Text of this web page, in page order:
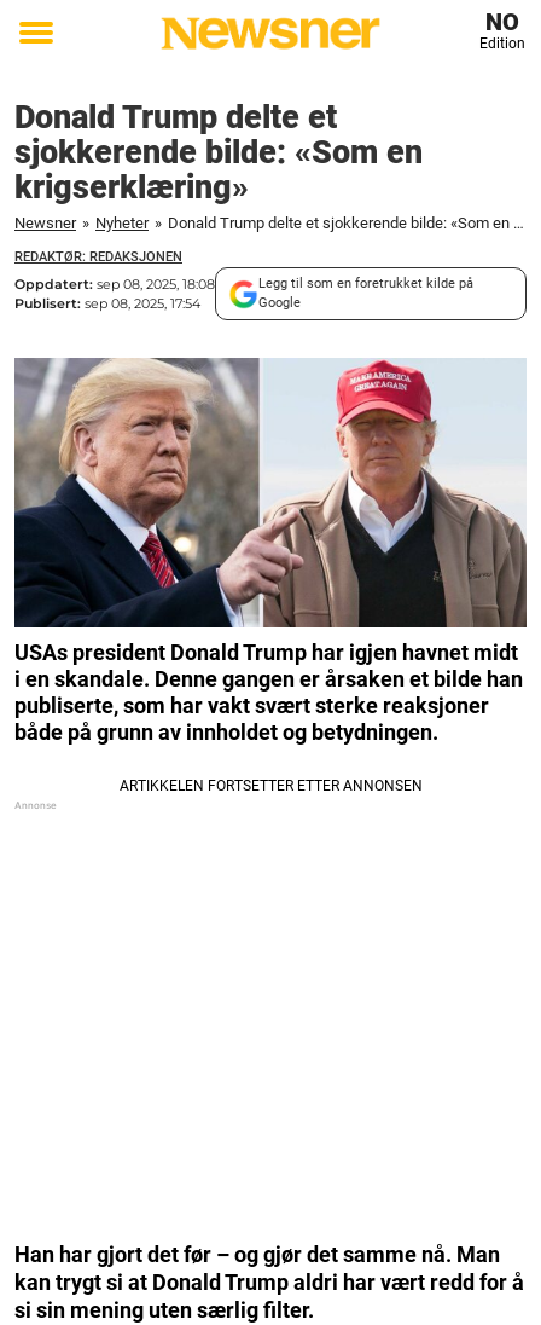
Toggle
NO
Edition
Donald Trump delte et
sjokkerende bilde: «Som en
krigserklæring»
Newsner » Nyheter » Donald Trump delte et sjokkerende bilde: «Som en krigserklæring»
REDAKTØR: REDAKSJONEN
Oppdatert: sep 08, 2025, 18:08
Publisert: sep 08, 2025, 17:54
Legg til som en foretrukket kilde på
Google
USAs president Donald Trump har igjen havnet midt
i en skandale. Denne gangen er årsaken et bilde han
publiserte, som har vakt svært sterke reaksjoner
både på grunn av innholdet og betydningen.
Han har gjort det før – og gjør det samme nå. Man
kan trygt si at Donald Trump aldri har vært redd for å
si sin mening uten særlig filter.